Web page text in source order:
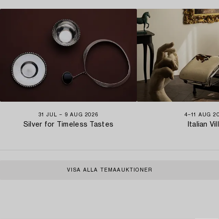
31 JUL − 9 AUG 2026
Silver for Timeless Tastes
4−11 AUG
Italian
VISA ALLA TEMAAUKTIONER